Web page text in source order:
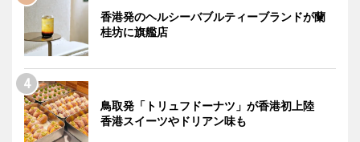
香港発のヘルシーバブルティーブランドが蘭
桂坊に旗艦店
鳥取発「トリュフドーナツ」が香港初上陸
香港スイーツやドリアン味も